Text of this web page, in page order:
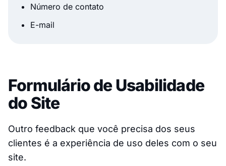
Número de contato
E-mail
Formulário de Usabilidade
do Site
Outro feedback que você precisa dos seus
clientes é a experiência de uso deles com o seu
site.